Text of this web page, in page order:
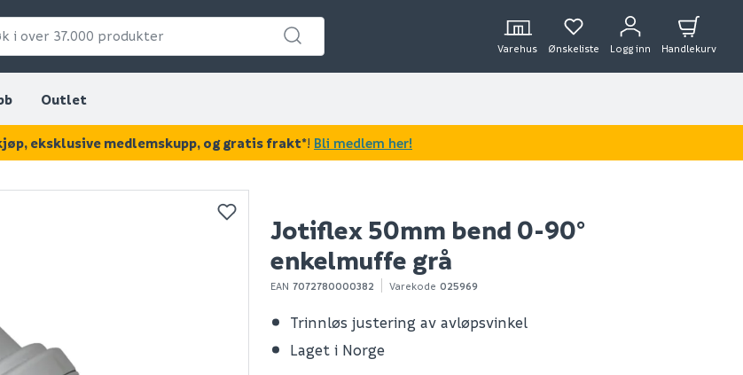
Varehus Ønskeliste Logg inn Handlekurv
Outlet
DISSE VÆRE AV INTERESSE?
Jotiflex 50mm bend 0-90°
enkelmuffe grå
EAN 7072780000382 Varekode 025969
Trinnløs justering av avløpsvinkel
Laget i Norge
eksklusive medlemskupp, og gratis frakt*! Bli medlem her!